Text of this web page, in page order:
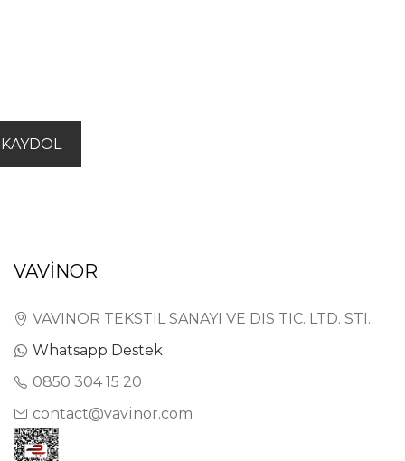
KAYDOL
VAVİNOR
VAVINOR TEKSTIL SANAYI VE DIS TIC. LTD. STI.
Whatsapp Destek
0850 304 15 20
contact@vavinor.com